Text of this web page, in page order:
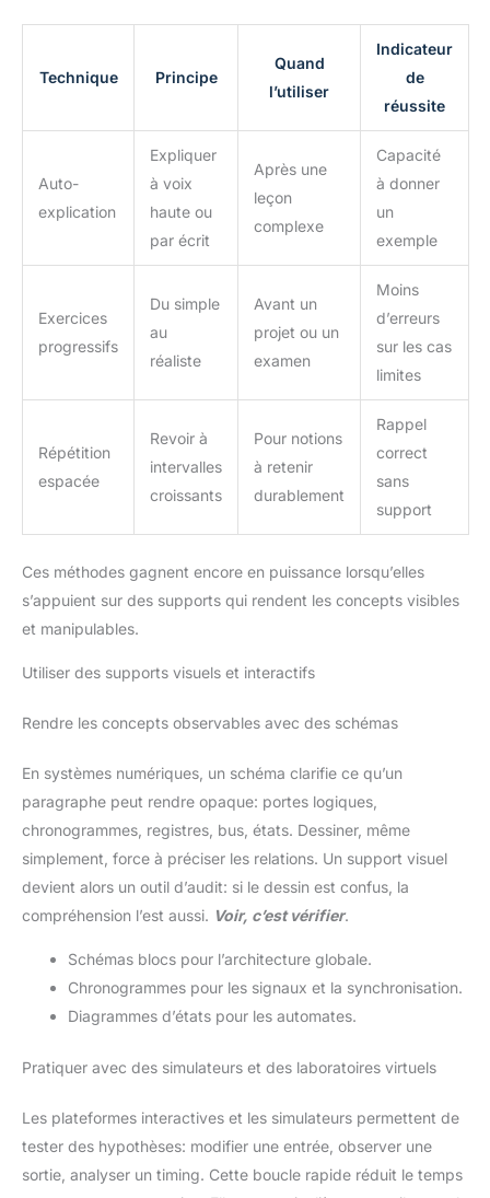
Technique Principe
Quand
l’utiliser
Indicateur
de
réussite
Auto-
explication
Expliquer
à voix
haute ou
par écrit
Après une
leçon
complexe
Capacité
à donner
un
exemple
Exercices
progressifs
Du simple
au
réaliste
Avant un
projet ou un
examen
Moins
d’erreurs
sur les cas
limites
Répétition
espacée
Revoir à
intervalles
croissants
Pour notions
à retenir
durablement
Rappel
correct
sans
support
Ces méthodes gagnent encore en puissance lorsqu’elles
s’appuient sur des supports qui rendent les concepts visibles
et manipulables.
Utiliser des supports visuels et interactifs
Rendre les concepts observables avec des schémas
En systèmes numériques, un schéma clarifie ce qu’un
paragraphe peut rendre opaque: portes logiques,
chronogrammes, registres, bus, états. Dessiner, même
simplement, force à préciser les relations. Un support visuel
devient alors un outil d’audit: si le dessin est confus, la
compréhension l’est aussi. Voir, c’est vérifier.
Schémas blocs pour l’architecture globale.
Chronogrammes pour les signaux et la synchronisation.
Diagrammes d’états pour les automates.
Pratiquer avec des simulateurs et des laboratoires virtuels
Les plateformes interactives et les simulateurs permettent de
tester des hypothèses: modifier une entrée, observer une
sortie, analyser un timing. Cette boucle rapide réduit le temps